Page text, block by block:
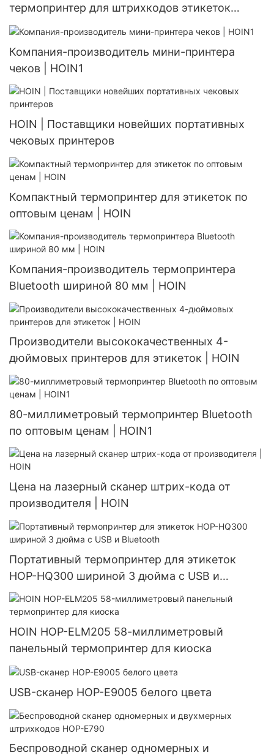
термопринтер для штрихкодов этикеток
шириной 4 дюйма, принтер для экспресс-
доставки этикеток 4*6, накладных
Компания-производитель мини-принтера
чеков | HOIN1
HOIN | Поставщики новейших портативных
чековых принтеров
Компактный термопринтер для этикеток по
оптовым ценам | HOIN
Компания-производитель термопринтера
Bluetooth шириной 80 мм | HOIN
Производители высококачественных 4-
дюймовых принтеров для этикеток | HOIN
80-миллиметровый термопринтер Bluetooth
по оптовым ценам | HOIN1
Цена на лазерный сканер штрих-кода от
производителя | HOIN
Портативный термопринтер для этикеток
HOP-HQ300 шириной 3 дюйма с USB и
Bluetooth
HOIN HOP-ELM205 58-миллиметровый
панельный термопринтер для киоска
USB-сканер HOP-E9005 белого цвета
Беспроводной сканер одномерных и